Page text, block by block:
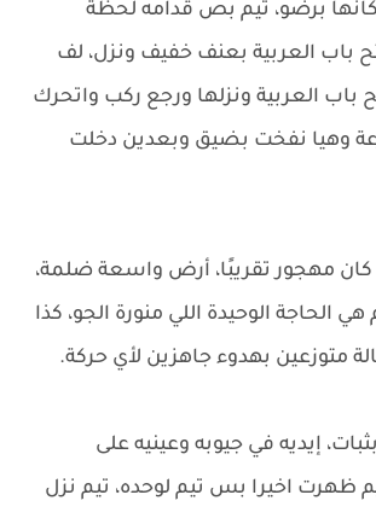
برضو، تيم بص قدامه لحظة
باب العربية بعنف خفيف ونزل، لف
باب العربية ونزلها ورجع ركب واتحرك
وهيا نفخت بضيق وبعدين دخلت
مهجور تقريبًا، أرض واسعة ضلمة،
هي الحاجة الوحيدة اللي منورة الجو، كذا
متوزعين بهدوء جاهزين لأي حركة.
إيديه في جيوبه وعينيه على
ظهرت اخيرا بس تيم لوحده، تيم نزل